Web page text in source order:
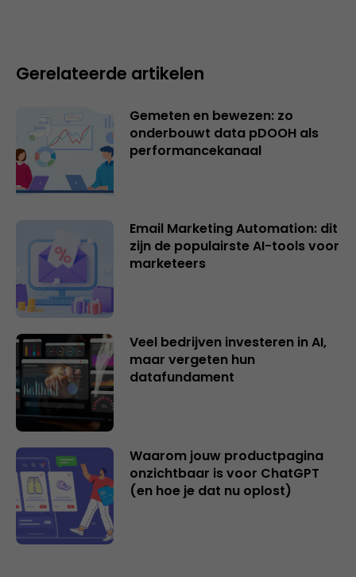
Gerelateerde artikelen
Gemeten en bewezen: zo
onderbouwt data pDOOH als
performancekanaal
Email Marketing Automation: dit
zijn de populairste AI-tools voor
marketeers
Veel bedrijven investeren in AI,
maar vergeten hun
datafundament
Waarom jouw productpagina
onzichtbaar is voor ChatGPT
(en hoe je dat nu oplost)